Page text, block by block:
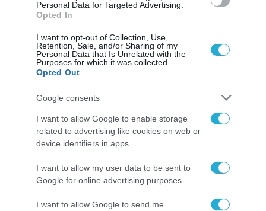
Personal Data for Targeted Advertising.
Opted In
I want to opt-out of Collection, Use,
Retention, Sale, and/or Sharing of my
Personal Data that Is Unrelated with the
Purposes for which it was collected.
Opted Out
Google consents
I want to allow Google to enable storage
related to advertising like cookies on web or
device identifiers in apps.
I want to allow my user data to be sent to
Google for online advertising purposes.
I want to allow Google to send me